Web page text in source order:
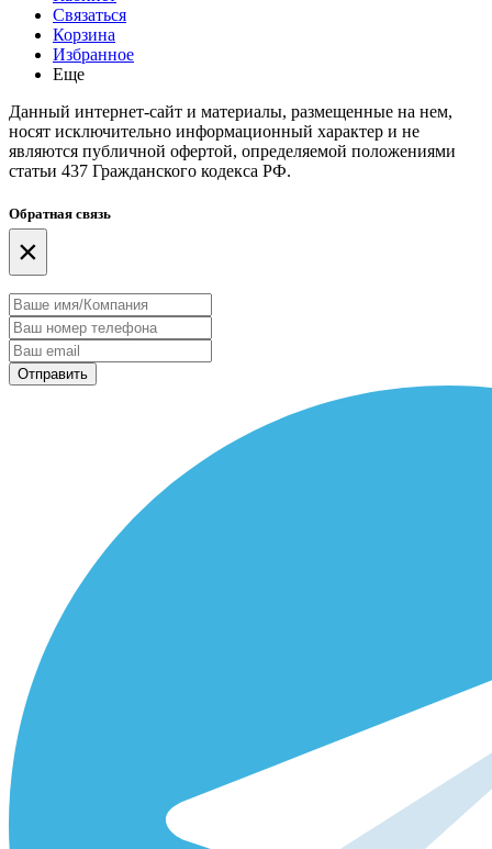
Связаться
Корзина
Избранное
Еще
Данный интернет-сайт и материалы, размещенные на нем,
носят исключительно информационный характер и не
являются публичной офертой, определяемой положениями
статьи 437 Гражданского кодекса РФ.
Обратная связь
×
Отправить